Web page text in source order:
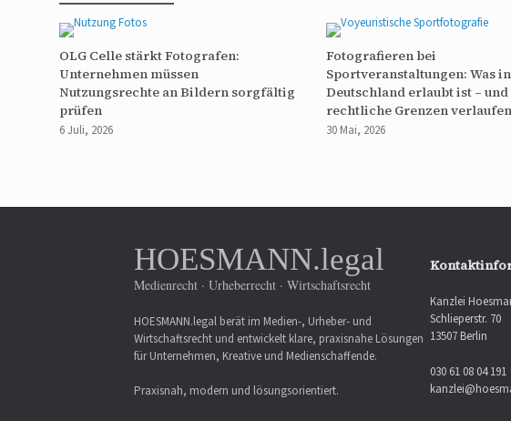
OLG Celle stärkt Fotografen:
Unternehmen müssen
Nutzungsrechte an Bildern sorgfältig
prüfen
6 Juli, 2026
Fotografieren bei
Sportveranstaltungen: Was in
Deutschland erlaubt ist – und
rechtliche Grenzen verlaufen
30 Mai, 2026
HOESMANN.legal
Medienrecht · Urheberrecht · Wirtschaftsrecht
HOESMANN.legal berät im Medien-, Urheber- und
Wirtschaftsrecht und entwickelt klare, praxisnahe Lösungen
für Unternehmen, Kreative und Medienschaffende.
Praxisnah, modern und lösungsorientiert.
Kanzlei
Schlieperstr. 70
13507 Berlin
030 61 08 04 191